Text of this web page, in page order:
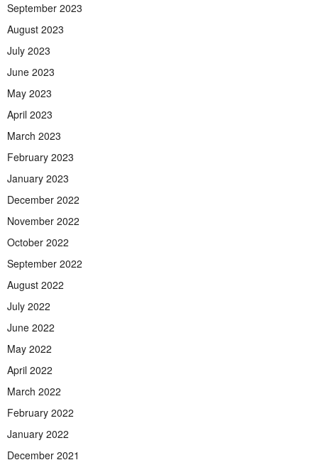
September 2023
August 2023
July 2023
June 2023
May 2023
April 2023
March 2023
February 2023
January 2023
December 2022
November 2022
October 2022
September 2022
August 2022
July 2022
June 2022
May 2022
April 2022
March 2022
February 2022
January 2022
December 2021